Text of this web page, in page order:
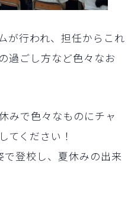
が行われ、担任からこれ
過ごし方など色々なお
みで色々なものにチャ
てください！
登校し、夏休みの出来